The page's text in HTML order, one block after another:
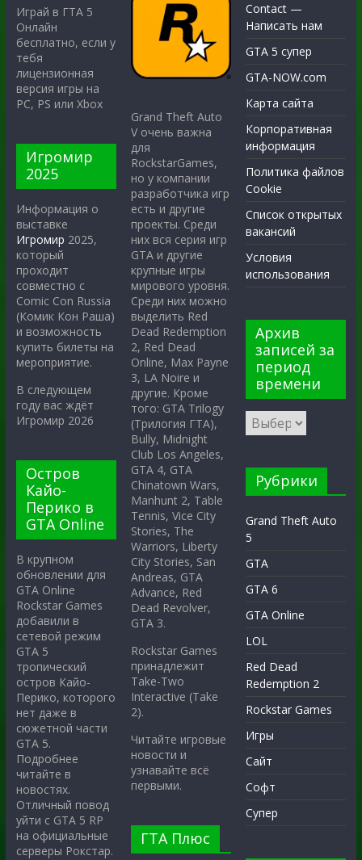
Играй в ГТА 5
Онлайн
бесплатно, если у
тебя
лицензионная
версия игры на
PC, PS или Xbox
Игромир
2025
Информация о
выставке
Игромир 2025,
который
проходит
совместно с
Comic Con Russia
(Комик Кон Раша)
и возможность
купить билеты на
мероприятие.
В следующем
году вас ждёт
Игромир 2026
Остров
Кайо-
Перико в
GTA Online
В крупном
обновлении для
GTA Online
Rockstar Games
добавили в
сетевой режим
GTA 5
тропический
остров Кайо-
Перико, которого
нет даже в
сюжетной части
GTA 5.
Подробнее
читайте в
новостях.
Отличный повод
уйти с GTA 5 RP
на официальные
серверы Рокстар.
Grand Theft Auto
V очень важна
для
RockstarGames,
но у компании
разработчика игр
есть и другие
проекты. Среди
них вся серия игр
GTA и другие
крупные игры
мирового уровня.
Среди них можно
выделить Red
Dead Redemption
2, Red Dead
Online, Max Payne
3, LA Noire и
другие. Кроме
того: GTA Trilogy
(Трилогия ГТА),
Bully, Midnight
Club Los Angeles,
GTA 4, GTA
Chinatown Wars,
Manhunt 2, Table
Tennis, Vice City
Stories, The
Warriors, Liberty
City Stories, San
Andreas, GTA
Advance, Red
Dead Revolver,
GTA 3.
Rockstar Games
принадлежит
Take-Two
Interactive (Take
2).
Читайте игровые
новости и
узнавайте всё
первыми.
ГТА Плюс
Contact —
Написать нам
GTA 5 супер
GTA-NOW.com
Карта сайта
Корпоративная
информация
Политика файлов
Cookie
Список открытых
вакансий
Условия
использования
Архив
записей за
период
времени
Рубрики
Grand Theft Auto
5
GTA
GTA 6
GTA Online
LOL
Red Dead
Redemption 2
Rockstar Games
Игры
Сайт
Софт
Супер